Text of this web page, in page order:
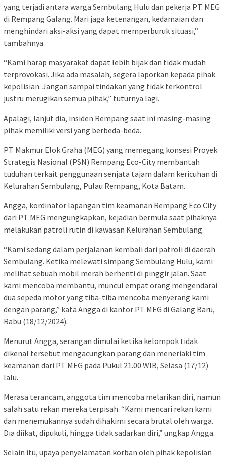
yang terjadi antara warga Sembulang Hulu dan pekerja PT. MEG
di Rempang Galang. Mari jaga ketenangan, kedamaian dan
menghindari aksi-aksi yang dapat memperburuk situasi,”
tambahnya.
“Kami harap masyarakat dapat lebih bijak dan tidak mudah
terprovokasi. Jika ada masalah, segera laporkan kepada pihak
kepolisian. Jangan sampai tindakan yang tidak terkontrol
justru merugikan semua pihak,” tuturnya lagi.
Apalagi, lanjut dia, insiden Rempang saat ini masing-masing
pihak memiliki versi yang berbeda-beda.
PT Makmur Elok Graha (MEG) yang memegang konsesi Proyek
Strategis Nasional (PSN) Rempang Eco-City membantah
tuduhan terkait penggunaan senjata tajam dalam kericuhan di
Kelurahan Sembulang, Pulau Rempang, Kota Batam.
Angga, kordinator lapangan tim keamanan Rempang Eco City
dari PT MEG mengungkapkan, kejadian bermula saat pihaknya
melakukan patroli rutin di kawasan Kelurahan Sembulang.
“Kami sedang dalam perjalanan kembali dari patroli di daerah
Sembulang. Ketika melewati simpang Sembulang Hulu, kami
melihat sebuah mobil merah berhenti di pinggir jalan. Saat
kami mencoba membantu, muncul empat orang mengendarai
dua sepeda motor yang tiba-tiba mencoba menyerang kami
dengan parang,” kata Angga di kantor PT MEG di Galang Baru,
Rabu (18/12/2024).
Menurut Angga, serangan dimulai ketika kelompok tidak
dikenal tersebut mengacungkan parang dan meneriaki tim
keamanan dari PT MEG pada Pukul 21.00 WIB, Selasa (17/12)
lalu.
Merasa terancam, anggota tim mencoba melarikan diri, namun
salah satu rekan mereka terpisah. “Kami mencari rekan kami
dan menemukannya sudah dihakimi secara brutal oleh warga.
Dia diikat, dipukuli, hingga tidak sadarkan diri,” ungkap Angga.
Selain itu, upaya penyelamatan korban oleh pihak kepolisian